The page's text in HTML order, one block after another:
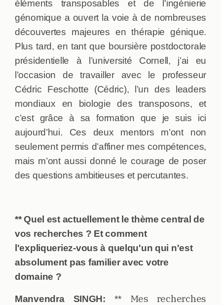
éléments transposables et de l'ingénierie
génomique a ouvert la voie à de nombreuses
découvertes majeures en thérapie génique.
Plus tard, en tant que boursière postdoctorale
présidentielle à l’université Cornell, j’ai eu
l’occasion de travailler avec le professeur
Cédric Feschotte (Cédric), l’un des leaders
mondiaux en biologie des transposons, et
c’est grâce à sa formation que je suis ici
aujourd’hui. Ces deux mentors m’ont non
seulement permis d’affiner mes compétences,
mais m’ont aussi donné le courage de poser
des questions ambitieuses et percutantes.
** Quel est actuellement le thème central de
vos recherches ? Et comment
l'expliqueriez-vous à quelqu'un qui n'est
absolument pas familier avec votre
domaine ?
Manvendra SINGH: ** Mes recherches